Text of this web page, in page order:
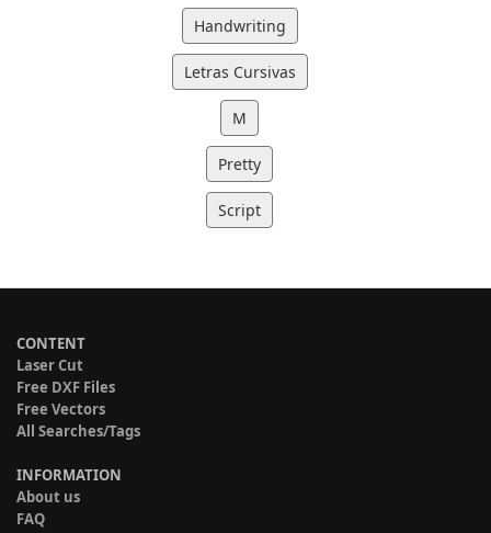
Handwriting
Letras Cursivas
M
Pretty
Script
CONTENT
Laser Cut
Free DXF Files
Free Vectors
All Searches/Tags
INFORMATION
About us
FAQ